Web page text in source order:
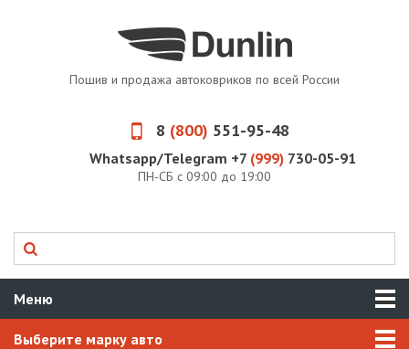
Пошив и продажа автоковриков по всей России
8 (800) 551-95-48
Whatsapp/Telegram +7 (999) 730-05-91
ПН-СБ с 09:00 до 19:00
Меню
Выберите марку авто